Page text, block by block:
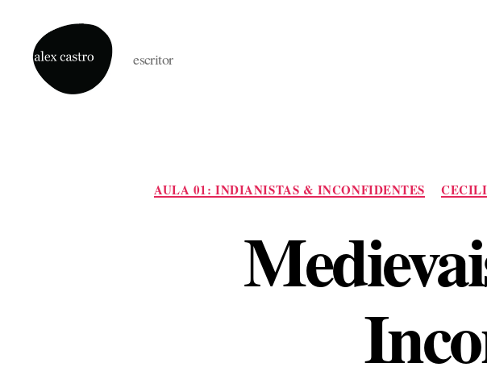
escritor
AULA 01: INDIANISTAS & INCONFIDENTES